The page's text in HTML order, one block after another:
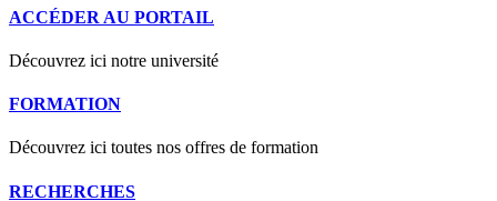
ACCÉDER AU PORTAIL
Découvrez ici notre université
FORMATION
Découvrez ici toutes nos offres de formation
RECHERCHES